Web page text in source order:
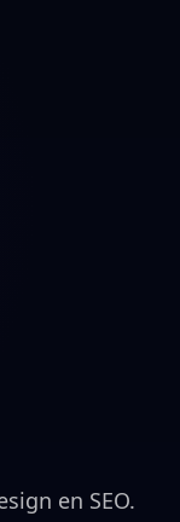
en SEO.